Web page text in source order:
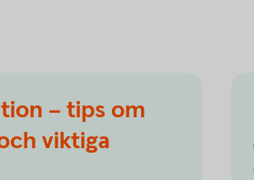
– tips om
viktiga